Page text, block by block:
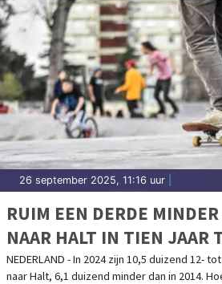
26 september 2025, 11:16 uur
RUIM EEN DERDE
NAAR HALT IN TIEN JAAR
NEDERLAND - In 2024 zijn 10,5 duizend 12-
naar Halt, 6,1 duizend minder dan in 2014.